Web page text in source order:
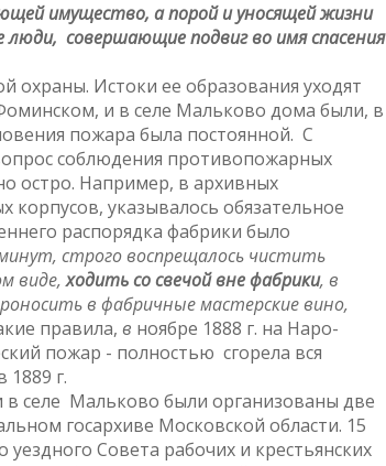
имущество, а порой и уносящей жизни
совершающие подвиг во имя спасения
Истоки ее образования уходят
и в селе Мальково дома были, в
пожара была постоянной. С
соблюдения противопожарных
остро. Например, в архивных
указывалось обязательное
распорядка фабрики было
строго воспрещалось чистить
виде,ходить со свечой вне фабрики, в
в фабричные мастерские вино,
правила, в ноябре 1888 г. на Наро-
пожар - полностью сгорела вся
г.
в селе Мальково были организованы две
госархиве Московской области. 15
Совета рабочих и крестьянских